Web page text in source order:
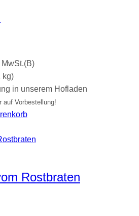
kg)
in unserem Hofladen
auf Vorbestellung!
Rostbraten